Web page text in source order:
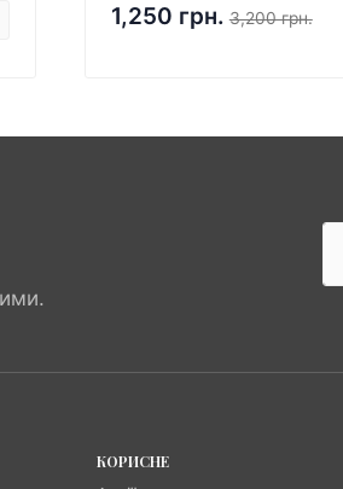
1,250 грн. 3,200 грн.
КОРИСНЕ